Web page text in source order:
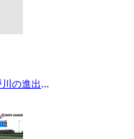
の進出が